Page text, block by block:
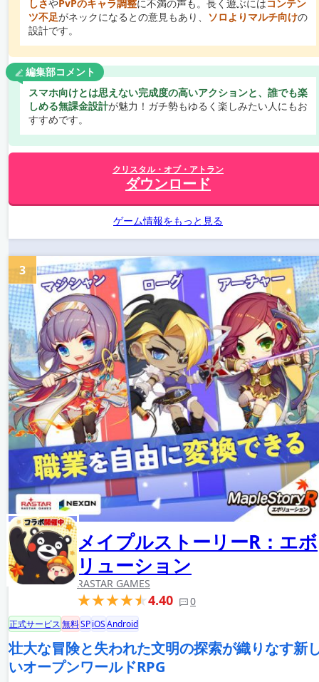
しさやPvPのキャラ調整に不満の声も。長く遊ぶにはコンテン
ツ不足がネックになるとの意見もあり、 ソロよりマルチ向けの
設計です。
編集部コメント
スマホ向けとは思えない完成度の高いアクションと、誰でも楽
しめる無課金設計が魅力！ガチ勢もゆるく楽しみたい人にもお
すすめです。
クリスタル・オブ・アトラン
ダウンロード
ゲーム情報をもっと見る
メイプルストーリーR：エボ
リューション
RASTAR GAMES
4.40 0
3
正式サービス無料SPiOSAndroid
壮大な冒険と失われた文明の探索が織りなす新
いオープンワールドRPG